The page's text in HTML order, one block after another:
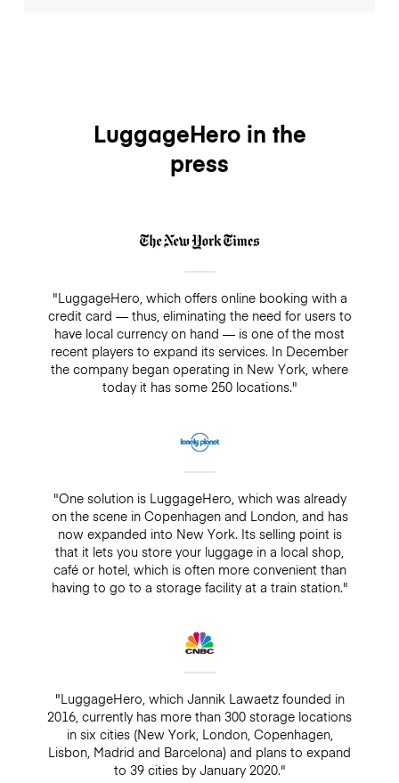
includes insurance. To ensure that you don't pay too
much we have a daily cap.
LuggageHero in the
press
"LuggageHero, which offers online booking with a
credit card — thus, eliminating the need for users to
have local currency on hand — is one of the most
recent players to expand its services. In December
the company began operating in New York, where
today it has some 250 locations."
"One solution is LuggageHero, which was already
on the scene in Copenhagen and London, and has
now expanded into New York. Its selling point is
that it lets you store your luggage in a local shop,
café or hotel, which is often more convenient than
having to go to a storage facility at a train station."
"LuggageHero, which Jannik Lawaetz founded in
2016, currently has more than 300 storage locations
in six cities (New York, London, Copenhagen,
Lisbon, Madrid and Barcelona) and plans to expand
to 39 cities by January 2020."